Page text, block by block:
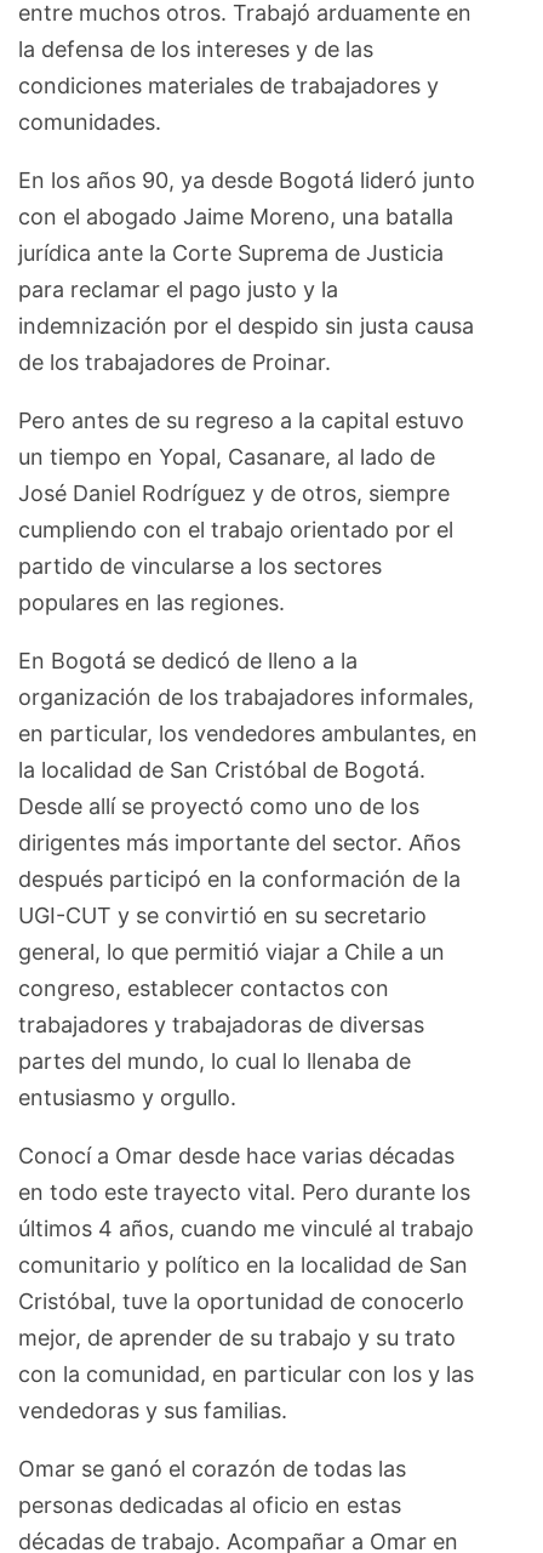
entre muchos otros. Trabajó arduamente en
la defensa de los intereses y de las
condiciones materiales de trabajadores y
comunidades.
En los años 90, ya desde Bogotá lideró junto
con el abogado Jaime Moreno, una batalla
jurídica ante la Corte Suprema de Justicia
para reclamar el pago justo y la
indemnización por el despido sin justa causa
de los trabajadores de Proinar.
Pero antes de su regreso a la capital estuvo
un tiempo en Yopal, Casanare, al lado de
José Daniel Rodríguez y de otros, siempre
cumpliendo con el trabajo orientado por el
partido de vincularse a los sectores
populares en las regiones.
En Bogotá se dedicó de lleno a la
organización de los trabajadores informales,
en particular, los vendedores ambulantes, en
la localidad de San Cristóbal de Bogotá.
Desde allí se proyectó como uno de los
dirigentes más importante del sector. Años
después participó en la conformación de la
UGI-CUT y se convirtió en su secretario
general, lo que permitió viajar a Chile a un
congreso, establecer contactos con
trabajadores y trabajadoras de diversas
partes del mundo, lo cual lo llenaba de
entusiasmo y orgullo.
Conocí a Omar desde hace varias décadas
en todo este trayecto vital. Pero durante los
últimos 4 años, cuando me vinculé al trabajo
comunitario y político en la localidad de San
Cristóbal, tuve la oportunidad de conocerlo
mejor, de aprender de su trabajo y su trato
con la comunidad, en particular con los y las
vendedoras y sus familias.
Omar se ganó el corazón de todas las
personas dedicadas al oficio en estas
décadas de trabajo. Acompañar a Omar en